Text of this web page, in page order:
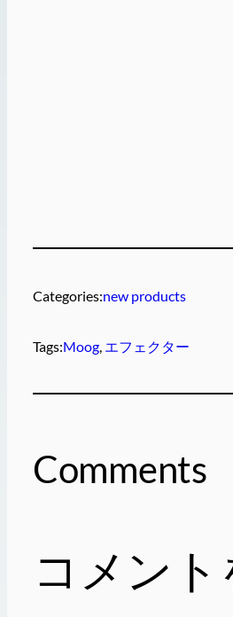
Categories:new products
Tags:Moog, エフェクター
Comments
コメン